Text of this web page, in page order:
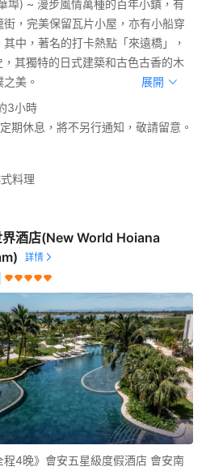
埠) ~ 漫步風情萬種的百年小鎮，有
街，完美保留瓦片小屋，亦有小船穿
中，著名的打卡熱點「來遠橋」，
其獨特的日式建築和古色古香的木
美。
展開
3小時
期休息，將不另行通知，敬請留意。
料理
界酒店(New World Hoiana
程4晚》會安五星級度假酒店 會安南